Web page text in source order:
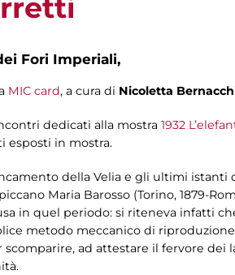
Fori Imperiali,
MIC card, a cura di Nicoletta
dedicati alla mostra 1932
esposti in mostra.
della Velia e gli ultimi
Maria Barosso (Torino, 1879-
in quel periodo: si riteneva infatti
metodo meccanico di
ad attestare il fervore